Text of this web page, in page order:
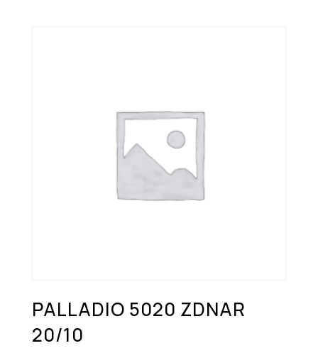
PALLADIO 5020 ZDNAR
20/10